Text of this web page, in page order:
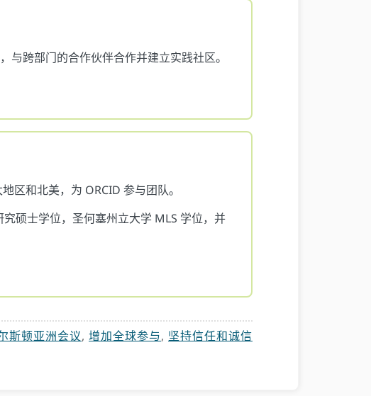
跨部门的合作伙伴合作并建立实践社区。
区和北美，为 ORCID 参与团队。
硕士学位，圣何塞州立大学 MLS 学位，并
斯顿亚洲会议, 增加全球参与, 坚持信任和诚信